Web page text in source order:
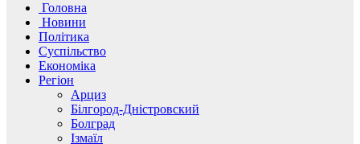
Головна
Новини
Політика
Суспільство
Економіка
Регіон
Арциз
Білгород-Дністровский
Болград
Ізмаїл